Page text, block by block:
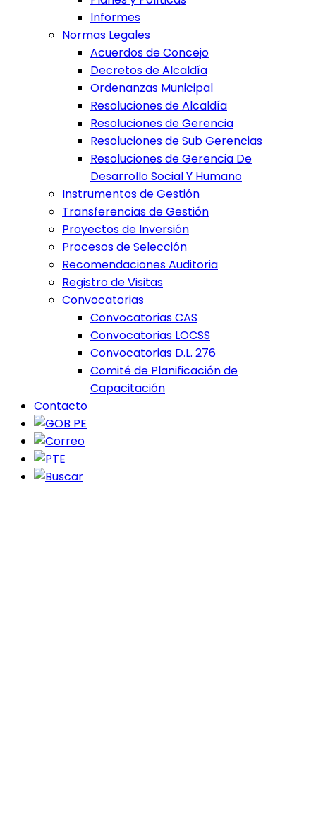
Informes
Normas Legales
Acuerdos de Concejo
Decretos de Alcaldía
Ordenanzas Municipal
Resoluciones de Alcaldía
Resoluciones de Gerencia
Resoluciones de Sub Gerencias
Resoluciones de Gerencia De
Desarrollo Social Y Humano
Instrumentos de Gestión
Transferencias de Gestión
Proyectos de Inversión
Procesos de Selección
Recomendaciones Auditoria
Registro de Visitas
Convocatorias
Convocatorias CAS
Convocatorias LOCSS
Convocatorias D.L. 276
Comité de Planificación de
Capacitación
Contacto